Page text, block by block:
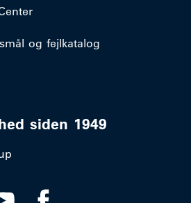
og fejlkatalog
siden 1949